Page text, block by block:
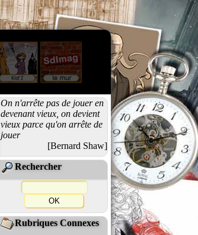
On n'arrête pas de jouer en
devenant vieux, on devient
vieux parce qu'on arrête de
jouer
[Bernard Shaw]
Rechercher
Rubriques Connexes